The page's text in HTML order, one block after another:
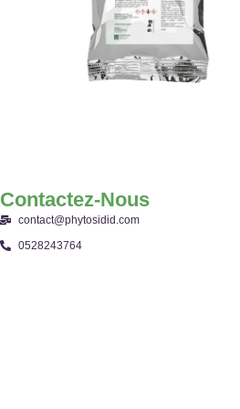
Contactez-Nous
contact@phytosidid.com
0528243764